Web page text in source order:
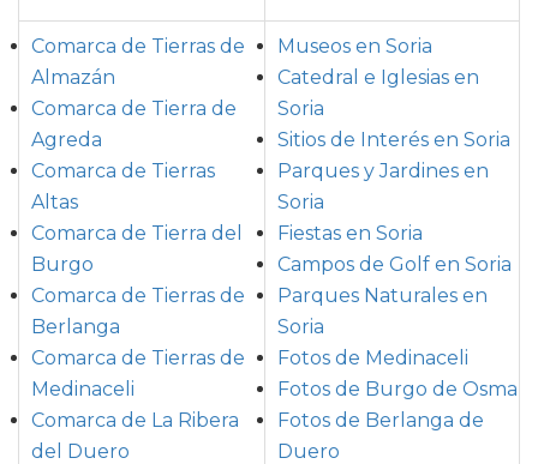
Comarca de Tierras de
Almazán
Comarca de Tierra de
Agreda
Comarca de Tierras
Altas
Comarca de Tierra del
Burgo
Comarca de Tierras de
Berlanga
Comarca de Tierras de
Medinaceli
Comarca de La Ribera
del Duero
Museos en Soria
Catedral e Iglesias en
Soria
Sitios de Interés en Soria
Parques y Jardines en
Soria
Fiestas en Soria
Campos de Golf en Soria
Parques Naturales en
Soria
Fotos de Medinaceli
Fotos de Burgo de Osma
Fotos de Berlanga de
Duero